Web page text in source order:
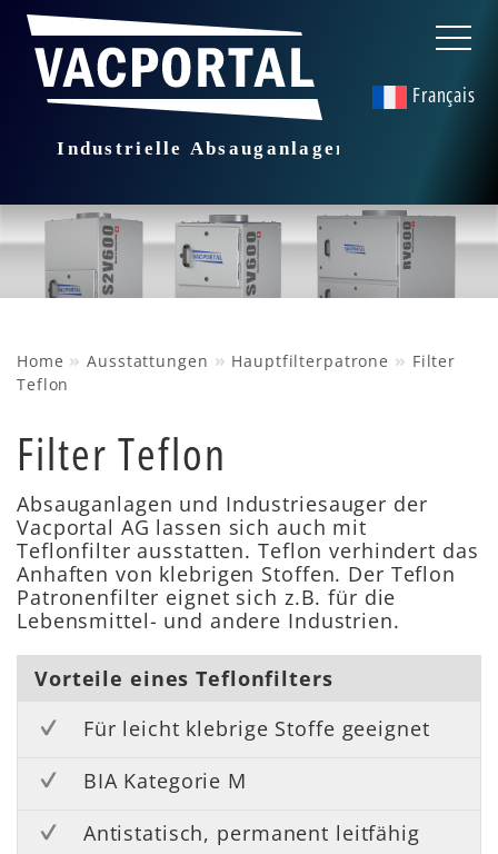
Français
Home »Ausstattungen » Hauptfilterpatrone » Filter
Teflon
Filter Teflon
Absauganlagen und Industriesauger der
Vacportal AG lassen sich auch mit
Teflonfilter ausstatten. Teflon verhindert das
Anhaften von klebrigen Stoffen. Der Teflon
Patronenfilter eignet sich z.B. für die
Lebensmittel- und andere Industrien.
Vorteile eines Teflonfilters
Für leicht klebrige Stoffe geeignet
BIA Kategorie M
Antistatisch, permanent leitfähig